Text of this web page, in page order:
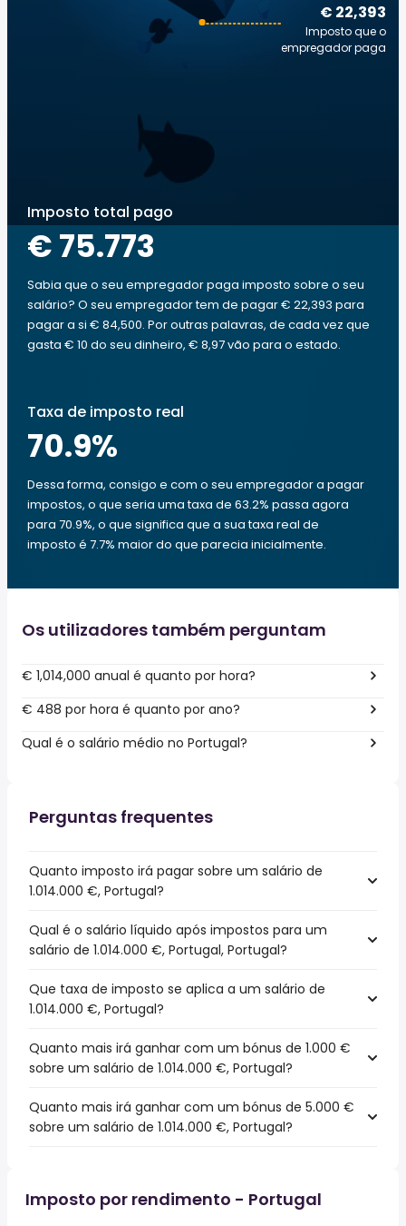
€ 22,393
Imposto que o
empregador paga
Imposto total pago
€ 75.773
Sabia que o seu empregador paga imposto sobre o seu
salário? O seu empregador tem de pagar € 22,393 para
pagar a si € 84,500. Por outras palavras, de cada vez que
gasta € 10 do seu dinheiro, € 8,97 vão para o estado.
Taxa de imposto real
70.9%
Dessa forma, consigo e com o seu empregador a pagar
impostos, o que seria uma taxa de 63.2% passa agora
para 70.9%, o que significa que a sua taxa real de
imposto é 7.7% maior do que parecia inicialmente.
Os utilizadores também perguntam
€ 1,014,000 anual é quanto por hora?
€ 488 por hora é quanto por ano?
Qual é o salário médio no Portugal?
Perguntas frequentes
Quanto imposto irá pagar sobre um salário de
1.014.000 €, Portugal?
Qual é o salário líquido após impostos para um
salário de 1.014.000 €, Portugal, Portugal?
Que taxa de imposto se aplica a um salário de
1.014.000 €, Portugal?
Quanto mais irá ganhar com um bónus de 1.000 €
sobre um salário de 1.014.000 €, Portugal?
Quanto mais irá ganhar com um bónus de 5.000 €
sobre um salário de 1.014.000 €, Portugal?
Imposto por rendimento - Portugal